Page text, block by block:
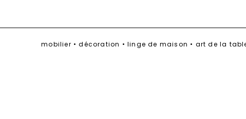
mobilier • décoration • linge de maison • art de la